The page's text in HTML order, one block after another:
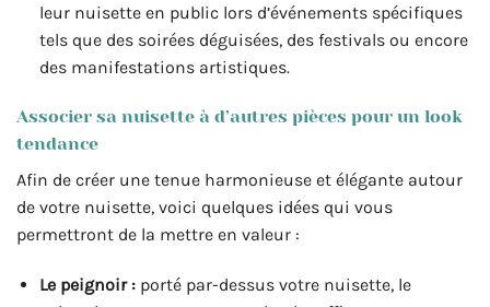
leur nuisette en public lors d’événements spécifiques
tels que des soirées déguisées, des festivals ou encore
des manifestations artistiques.
Associer sa nuisette à d’autres pièces pour un look
tendance
Afin de créer une tenue harmonieuse et élégante autour
de votre nuisette, voici quelques idées qui vous
permettront de la mettre en valeur :
Le peignoir :porté par-dessus votre nuisette, le